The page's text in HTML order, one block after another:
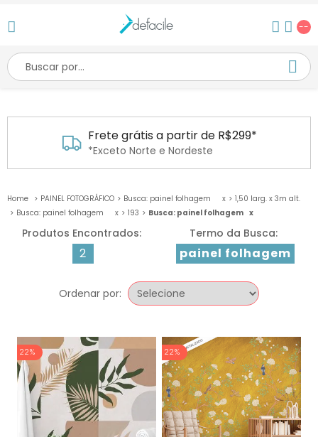
--
Frete grátis a partir de R$299*
*Exceto Norte e Nordeste
PAINEL FOTOGRÁFICO Busca: painel folhagem x
1,50 larg. x 3m alt.
Busca: painel folhagem
x 193 Busca: painel folhagem x
2 painel folhagem
Ordenar por:
22% 22%